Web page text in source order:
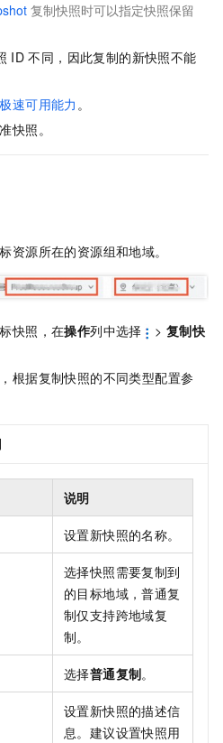
复制快照时可以指定快照保留
ID 不同，因此复制的新快照不能
速可用能力 。
快照。
资源所在的资源组和地域。
快照，在操作列中选择 >复制快
根据复制快照的不同类型配置参
说明
设置新快照的名称。
选择快照需要复制到
的目标地域，普通复
制仅支持跨地域复
制。
选择普通复制。
设置新快照的描述信
息。建议设置快照用